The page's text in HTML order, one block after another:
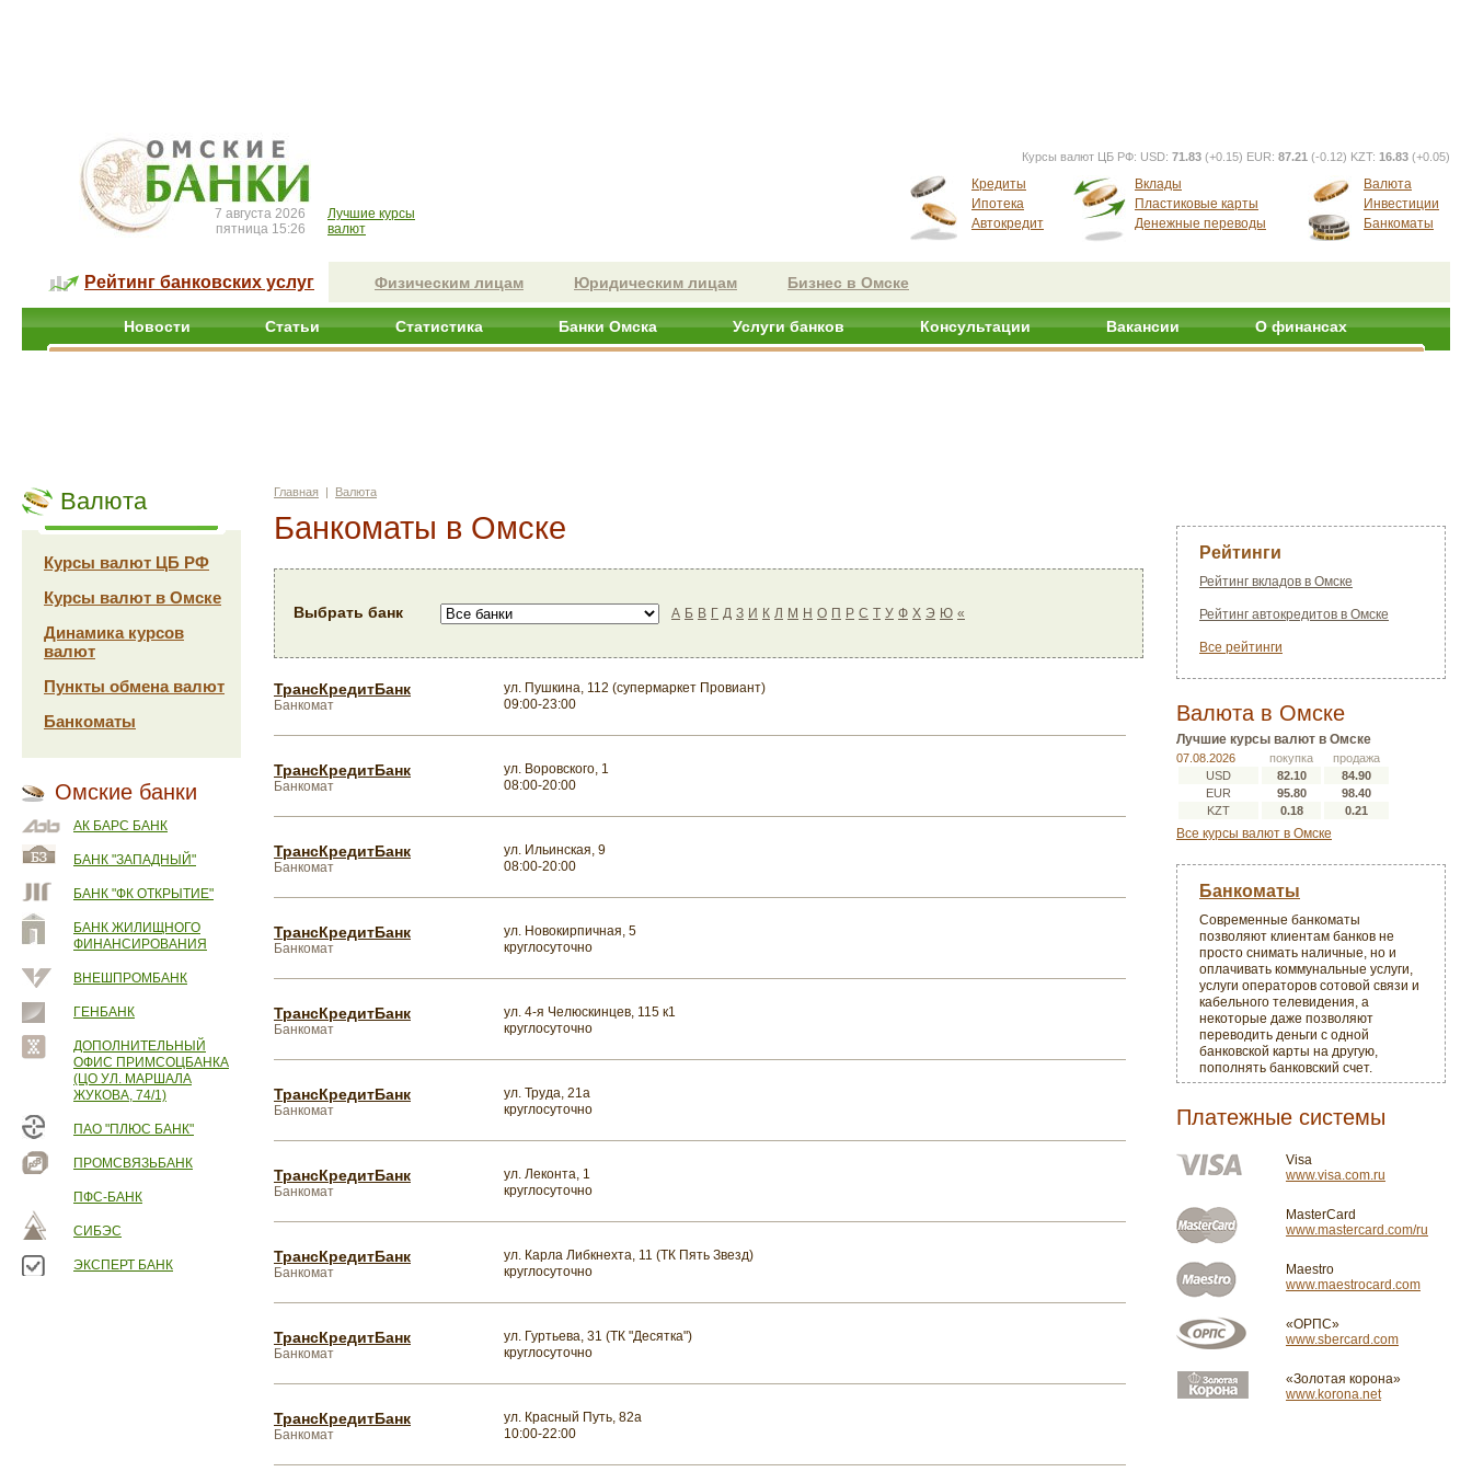
7 августа 2026
пятница 15:26
Лучшие курсы
валют
Курсы валют ЦБ РФ: USD: 71.83 (+0.15) EUR: 87.21 (-0.12) KZT: 16.83 (+0.05)
Кредиты
Ипотека
Автокредит
Вклады
Пластиковые карты
Денежные переводы
Валюта
Инвестиции
Банкоматы
Рейтинг банковских услуг Физическим лицам Юридическим лицам Бизнес в Омске
Новости Статьи Статистика Банки Омска Услуги банков Консультации Вакансии О финансах
Валюта
Курсы валют ЦБ РФ
Курсы валют в Омске
Динамика курсов
валют
Пункты обмена валют
Банкоматы
Омские банки
АК БАРС БАНК
БАНК "ЗАПАДНЫЙ"
БАНК "ФК ОТКРЫТИЕ"
БАНК ЖИЛИЩНОГО
ФИНАНСИРОВАНИЯ
ВНЕШПРОМБАНК
ГЕНБАНК
ДОПОЛНИТЕЛЬНЫЙ
ОФИС ПРИМСОЦБАНКА
(ЦО УЛ. МАРШАЛА
ЖУКОВА, 74/1)
ПАО "ПЛЮС БАНК"
ПРОМСВЯЗЬБАНК
ПФС-БАНК
СИБЭС
ЭКСПЕРТ БАНК
Главная | Валюта
Банкоматы в Омске
Выбрать банк А Б В Г Д З И К Л М Н О П Р С Т У Ф Х Э Ю «
ТрансКредитБанк
Банкомат
ул. Пушкина, 112 (супермаркет Провиант)
09:00-23:00
ТрансКредитБанк
Банкомат
ул. Воровского, 1
08:00-20:00
ТрансКредитБанк
Банкомат
ул. Ильинская, 9
08:00-20:00
ТрансКредитБанк
Банкомат
ул. Новокирпичная, 5
круглосуточно
ТрансКредитБанк
Банкомат
ул. 4-я Челюскинцев, 115 к1
круглосуточно
ТрансКредитБанк
Банкомат
ул. Труда, 21а
круглосуточно
ТрансКредитБанк
Банкомат
ул. Леконта, 1
круглосуточно
ТрансКредитБанк
Банкомат
ул. Карла Либкнехта, 11 (ТК Пять Звезд)
круглосуточно
ТрансКредитБанк
Банкомат
ул. Гуртьева, 31 (ТК "Десятка")
круглосуточно
ТрансКредитБанк
Банкомат
ул. Красный Путь, 82а
10:00-22:00
Рейтинги
Рейтинг вкладов в Омске
Рейтинг автокредитов в Омске
Все рейтинги
Валюта в Омске
Лучшие курсы валют в Омске
07.08.2026 покупка
продажа
USD
82.10
84.90
EUR
95.80
98.40
KZT
0.18 0.21
Все курсы валют в Омске
Банкоматы
Современные банкоматы
позволяют клиентам банков не
просто снимать наличные, но и
оплачивать коммунальные услуги,
услуги операторов сотовой связи и
кабельного телевидения, а
некоторые даже позволяют
переводить деньги с одной
банковской карты на другую,
пополнять банковский счет.
Платежные системы
Visa
www.visa.com.ru
MasterCard
www.mastercard.com/ru
Maestro
www.maestrocard.com
«ОРПС»
www.sbercard.com
«Золотая корона»
www.korona.net